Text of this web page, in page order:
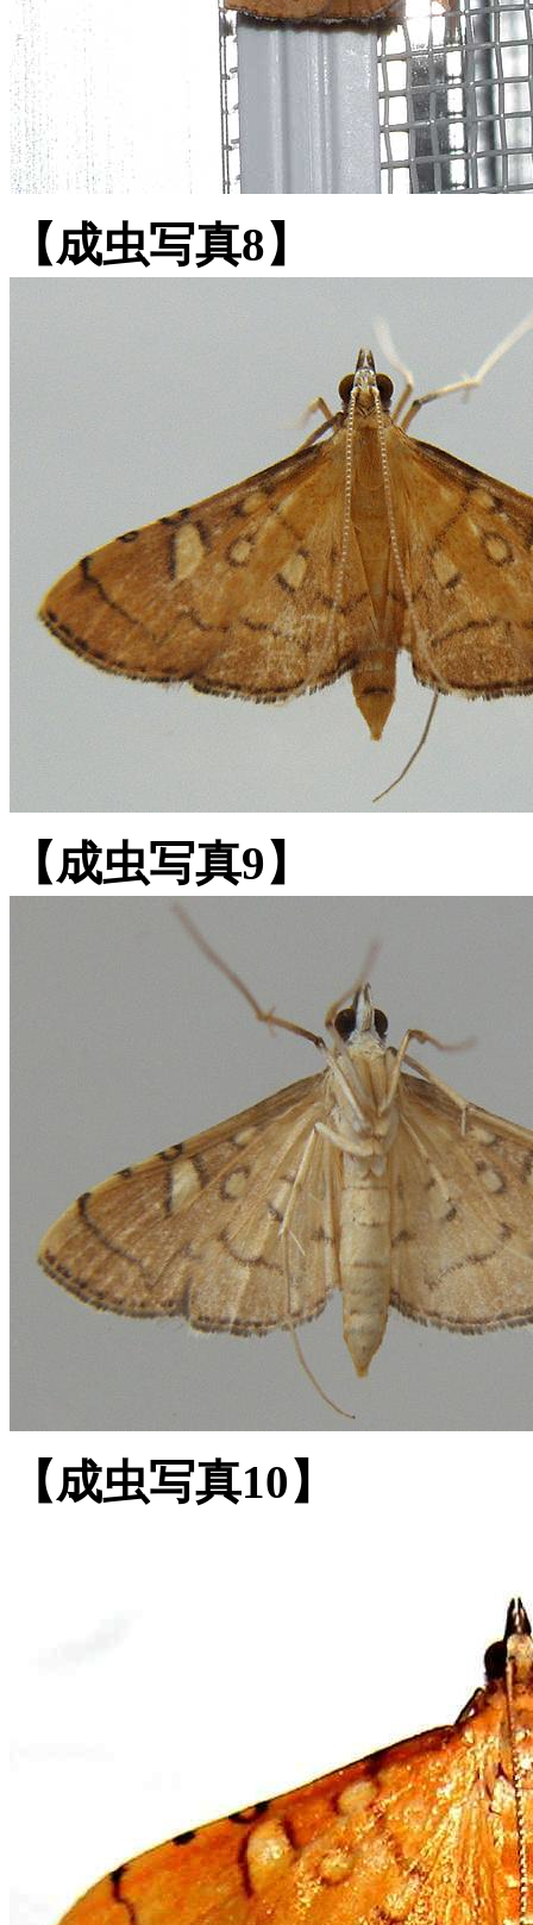
【成虫写真8】
【成虫写真9】
【成虫写真10】